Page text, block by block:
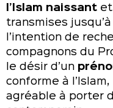
l’Islam naissant
transmises
l’intention de
compagnons du
le désir d’un
conforme à
agréable à porter